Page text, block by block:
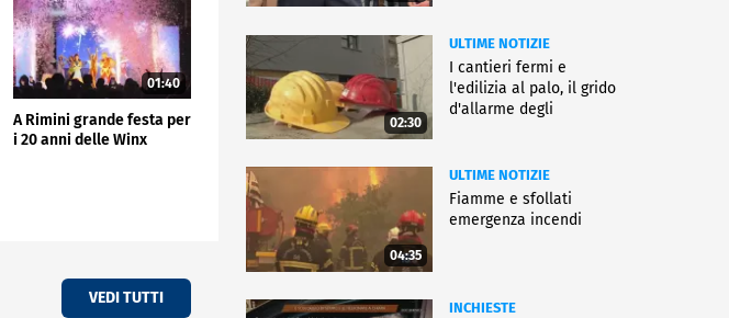
01:40
A Rimini grande festa per
i 20 anni delle Winx
VEDI TUTTI
02:30
ULTIME NOTIZIE
I cantieri fermi e
l'edilizia al palo, il grido
d'allarme degli
04:35
ULTIME NOTIZIE
Fiamme e sfollati
emergenza incendi
INCHIESTE